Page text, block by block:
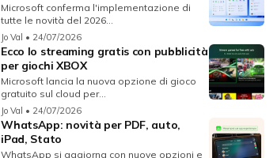
Microsoft conferma l'implementazione di
tutte le novità del 2026...
Jo Val • 24/07/2026
Ecco lo streaming gratis con pubblicità
per giochi XBOX
Microsoft lancia la nuova opzione di gioco
gratuito sul cloud per...
Jo Val • 24/07/2026
WhatsApp: novità per PDF, auto,
iPad, Stato
WhatsApp si aggiorna con nuove opzioni e